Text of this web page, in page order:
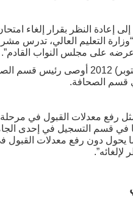
إلى إعادة النظر بقرار
التعليم العالي، تدرس
عرضه على مجلس النواب القادم”.
قبل ذلك في تشرين الأول
قسم الصحافة.
رفع معدلات القبول في
قسم التسجيل في إحدى
يحول دون رفع معدلات